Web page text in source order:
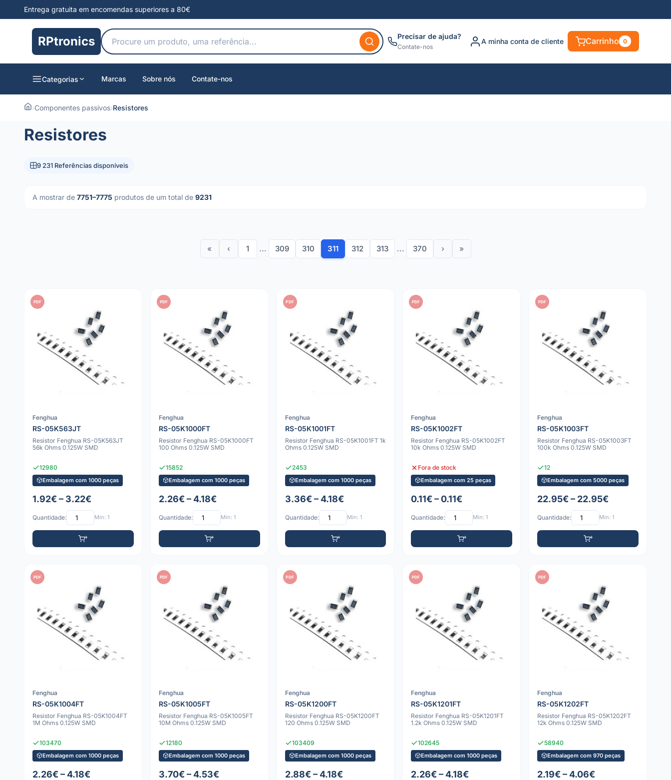
Entrega gratuita em encomendas superiores a 80€
RPtronics Precisar de ajuda?
Contate-nos
A minha conta de cliente Carrinho 0
Categorias Marcas Sobre nós Contate-nos
›Componentes passivos›Resistores
Resistores
9 231 Referências disponíveis
A mostrar de 7751–7775 produtos de um total de 9231
« ‹ 1 ... 309 310 311 312 313 ... 370 › »
PDF
Fenghua
RS-05K563JT
Resistor Fenghua RS-05K563JT
56k Ohms 0.125W SMD
12980
Embalagem com 1000 peças
1.92€ – 3.22€
Quantidade: Mín: 1
PDF
Fenghua
RS-05K1000FT
Resistor Fenghua RS-05K1000FT
100 Ohms 0.125W SMD
15852
Embalagem com 1000 peças
2.26€ – 4.18€
Quantidade: Mín: 1
PDF
Fenghua
RS-05K1001FT
Resistor Fenghua RS-05K1001FT 1k
Ohms 0.125W SMD
2453
Embalagem com 1000 peças
3.36€ – 4.18€
Quantidade: Mín: 1
PDF
Fenghua
RS-05K1002FT
Resistor Fenghua RS-05K1002FT
10k Ohms 0.125W SMD
Fora de stock
Embalagem com 25 peças
0.11€ – 0.11€
Quantidade: Mín: 1
PDF
Fenghua
RS-05K1003FT
Resistor Fenghua RS-05K1003FT
100k Ohms 0.125W SMD
12
Embalagem com 5000 peças
22.95€ – 22.95€
Quantidade: Mín: 1
PDF
Fenghua
RS-05K1004FT
Resistor Fenghua RS-05K1004FT
1M Ohms 0.125W SMD
103470
Embalagem com 1000 peças
2.26€ – 4.18€
PDF
Fenghua
RS-05K1005FT
Resistor Fenghua RS-05K1005FT
10M Ohms 0.125W SMD
12180
Embalagem com 1000 peças
3.70€ – 4.53€
PDF
Fenghua
RS-05K1200FT
Resistor Fenghua RS-05K1200FT
120 Ohms 0.125W SMD
103409
Embalagem com 1000 peças
2.88€ – 4.18€
PDF
Fenghua
RS-05K1201FT
Resistor Fenghua RS-05K1201FT
1.2k Ohms 0.125W SMD
102645
Embalagem com 1000 peças
2.26€ – 4.18€
PDF
Fenghua
RS-05K1202FT
Resistor Fenghua RS-05K1202FT
12k Ohms 0.125W SMD
58940
Embalagem com 970 peças
2.19€ – 4.06€